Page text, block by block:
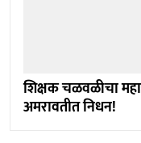
शिक्षक चळवळीचा
अमरावतीत निधन!